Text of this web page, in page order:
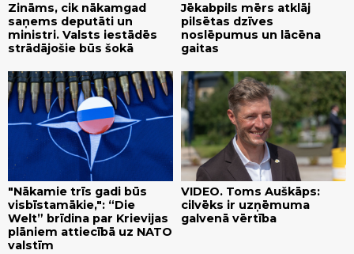
Zināms, cik nākamgad
saņems deputāti un
ministri. Valsts iestādēs
strādājošie būs šokā
Jēkabpils mērs atklāj
pilsētas dzīves
noslēpumus un lācēna
gaitas
"Nākamie trīs gadi būs
visbīstamākie,": “Die
Welt” brīdina par Krievijas
plāniem attiecībā uz NATO
valstīm
VIDEO. Toms Auškāps:
cilvēks ir uzņēmuma
galvenā vērtība